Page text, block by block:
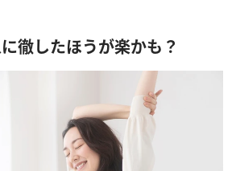
徹したほうが楽かも？